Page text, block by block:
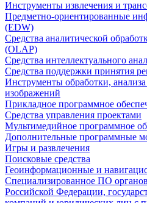
Инструменты извлечения и
Предметно-ориентированные
(EDW)
Средства аналитической
(OLAP)
Средства интеллектуального
Средства поддержки принятия
Инструменты обработки,
изображений
Прикладное программное
Средства управления проектами
Мультимедийное программное
Дополнительные программные
Игры и развлечения
Поисковые средства
Геоинформационные и
Специализированное ПО
Российской Федерации,